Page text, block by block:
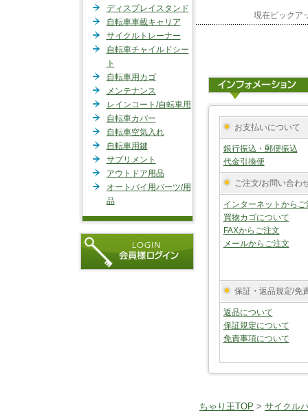
ディスプレイスタンド
自転車車載キャリア
サイクルトレーナー
自転車チャイルドシー
ト
自転車用カゴ
メンテナンス
レインコート/自転車用
自転車カバー
自転車空気入れ
自転車用鍵
サプリメント
アウトドア用品
オートバイ用パーツ/用
品
現在ピックア
お支払いについて
銀行振込・郵便振込
代金引換便
ご注文/お問い合わ
インターネットからご
買物カゴについて
FAXからご注文
メールからご注文
保証・返品規定/免
返品について
保証規定について
免責事項について
ちゃり王TOP > サイクル